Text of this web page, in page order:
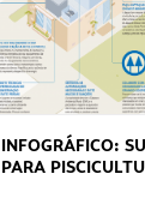
INFOGRÁFICO:
PARA